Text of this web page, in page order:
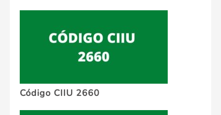
Código CIIU 2660